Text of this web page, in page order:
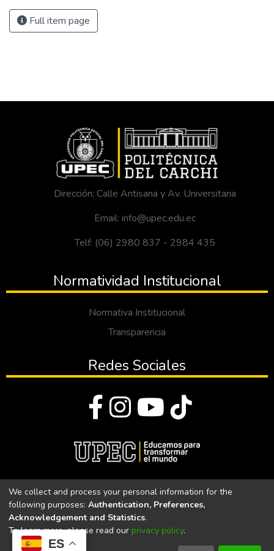
ES
Full item page
Dirección: Calle Antisana y Av. Universitaria
Email: info@upec.edu.ec
Telf: (06) 2980 837 - 2984 435
Normatividad Institucional
Normativa Institucional
Transparencia
Redes Sociales
Universidad Politécnica Estatal del Carchi
Universidad Politécnica Estatal del Carchi | Acreditada por el
We collect and process your personal information for the
following purposes: Authentication, Preferences,
Acknowledgement and Statistics.
To learn more, please read our privacy policy.